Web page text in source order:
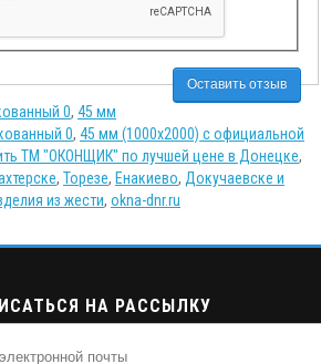
Оставить отзыв
0, 45 мм
0, 45 мм (1000х2000) с официальной
ТМ "ОКОНЩИК" по лучшей цене в Донецке,
, Торезе, Енакиево, Докучаевске и
из жести, okna-dnr.ru
НА РАССЫЛКУ